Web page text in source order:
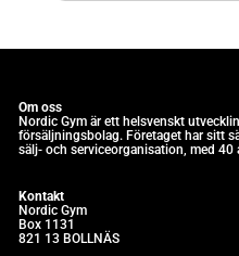
Om oss
Nordic Gym är ett helsvenskt
försäljningsbolag. Företaget har sitt
sälj- och serviceorganisation, med 40
Kontakt
Nordic Gym
Box 1131
821 13 BOLLNÄS